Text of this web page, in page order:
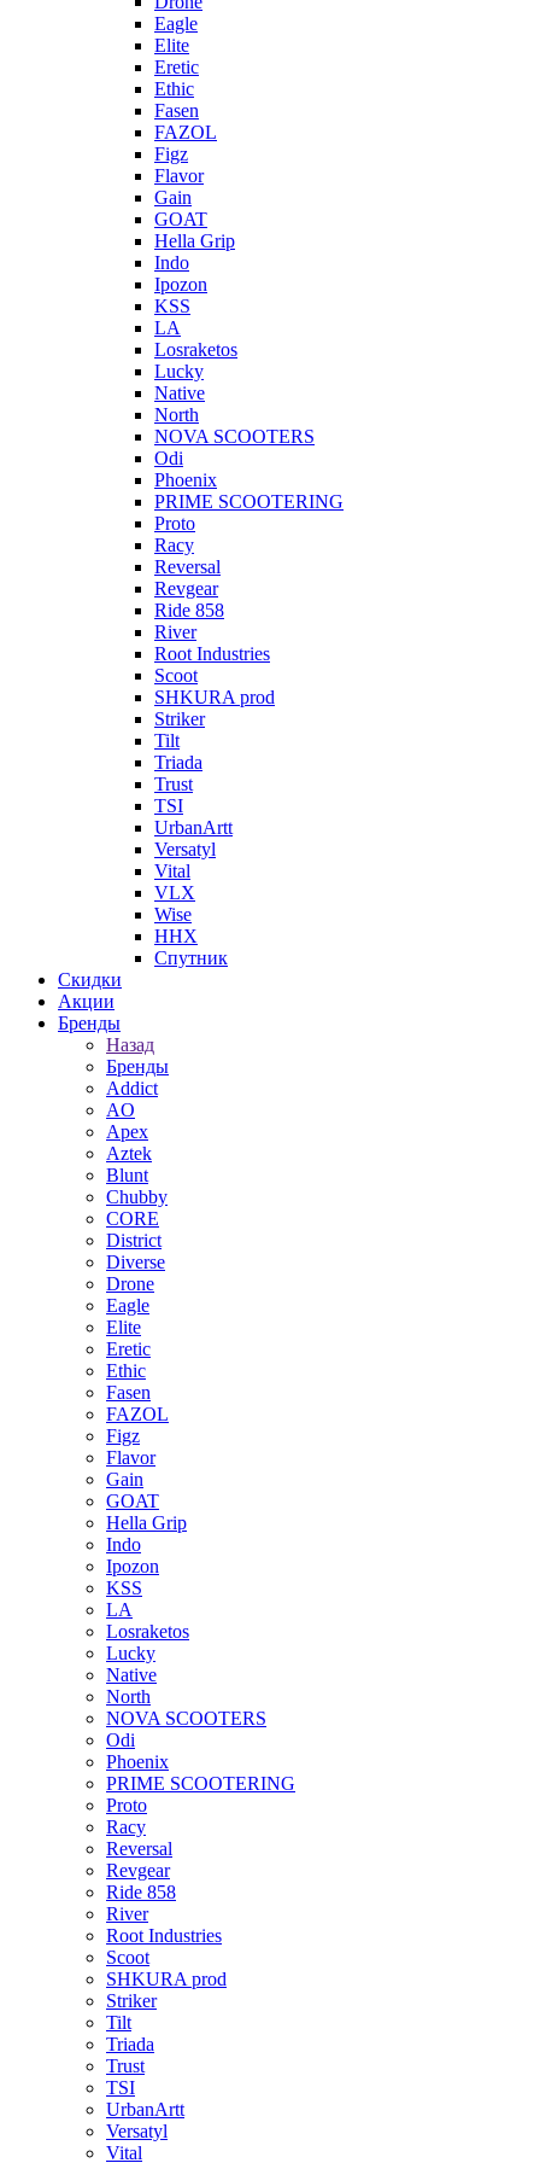
Eagle
Elite
Eretic
Ethic
Fasen
FAZOL
Figz
Flavor
Gain
GOAT
Hella Grip
Indo
Ipozon
KSS
LA
Losraketos
Lucky
Native
North
NOVA SCOOTERS
Odi
Phoenix
PRIME SCOOTERING
Proto
Racy
Reversal
Revgear
Ride 858
River
Root Industries
Scoot
SHKURA рrоd
Striker
Tilt
Triada
Trust
TSI
UrbanArtt
Versatyl
Vital
VLX
Wise
ННХ
Спутник
Скидки
Акции
Бренды
Назад
Бренды
Addict
AO
Apex
Aztek
Blunt
Chubby
CORE
District
Diverse
Drone
Eagle
Elite
Eretic
Ethic
Fasen
FAZOL
Figz
Flavor
Gain
GOAT
Hella Grip
Indo
Ipozon
KSS
LA
Losraketos
Lucky
Native
North
NOVA SCOOTERS
Odi
Phoenix
PRIME SCOOTERING
Proto
Racy
Reversal
Revgear
Ride 858
River
Root Industries
Scoot
SHKURA рrоd
Striker
Tilt
Triada
Trust
TSI
UrbanArtt
Versatyl
Vital